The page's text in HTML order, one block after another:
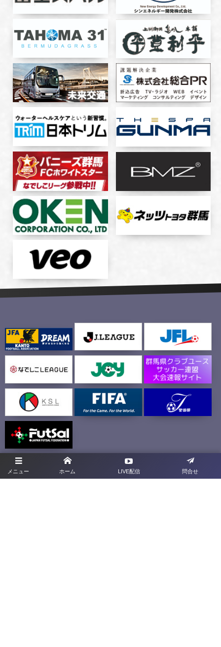
メニュー ホーム LIVE配信 問合せ
群馬県4種専用サイト ドリームマッチサイト